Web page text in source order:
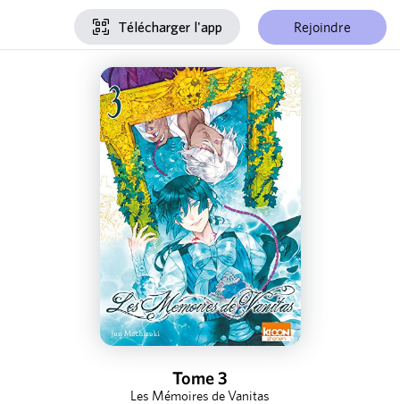
Télécharger l'app Rejoindre
Tome 3
Les Mémoires de Vanitas